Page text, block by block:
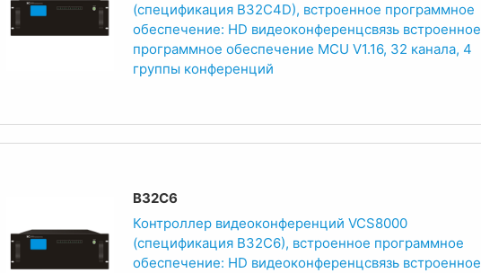
(спецификация B32C4D), встроенное программное
обеспечение: HD видеоконференцсвязь встроенное
программное обеспечение MCU V1.16, 32 канала, 4
группы конференций
B32C6
Контроллер видеоконференций VCS8000
(спецификация B32C6), встроенное программное
обеспечение: HD видеоконференцсвязь встроенное